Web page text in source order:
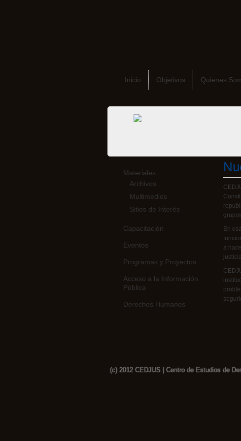
Inicio Objetivos Quienes
Materiales
Archivos
Multimedios
Sitios de Interés
Capacitación
Eventos
Programas y Proyectos
Acceso a la Información
Pública
Derechos Humanos
En
a
(c) 2012 CEDJUS | Centro de Estudios de